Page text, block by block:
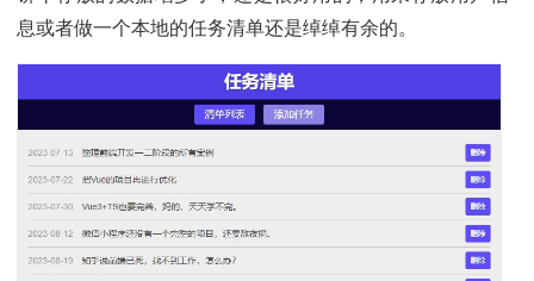
息或者做一个本地的任务清单还是绰绰有余的。